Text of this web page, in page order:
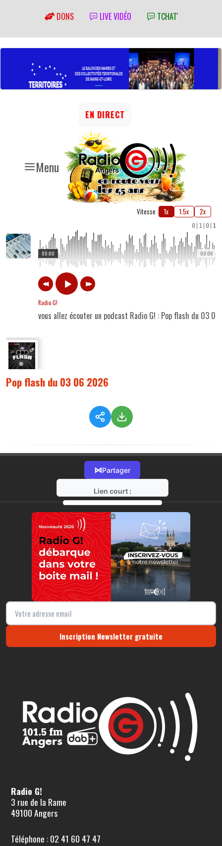
DONS LIVE VIDÉO TCHAT'
Menu
EN DIRECT
Vitesse : 1x 1.5x 2x
0 1 0 1
00:06
00:00
Radio G!
vous allez écouter un podcast Radio G! : Pop flash du 03
Pop flash du 03 06 2026
⋈Partager
Lien court :
https://radio-g.fr?22173
⧉
Inscription Newsletter gratuite
Radio G!
3 rue de la Rame
49100 Angers
Téléphone : 02 41 60 47 47